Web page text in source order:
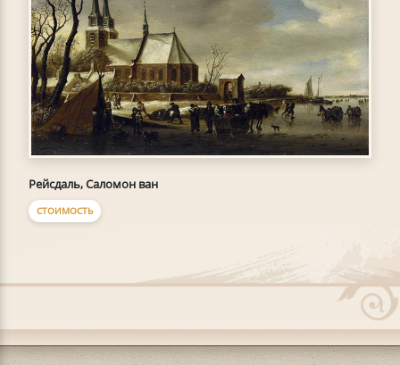
Рейсдаль, Саломон ван
СТОИМОСТЬ